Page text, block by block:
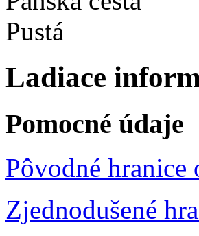
Pustá
Ladiace
Pomocné údaje
Pôvodné hranice
Zjednodušené